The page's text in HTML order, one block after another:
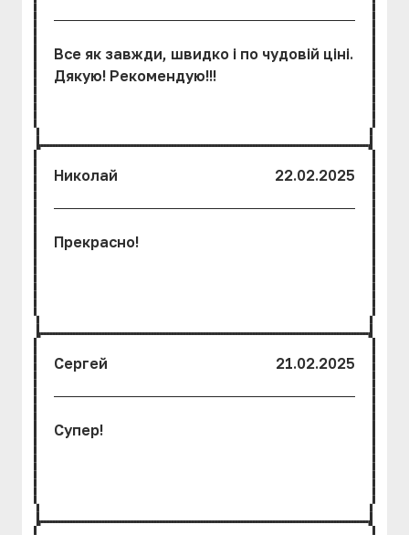
Все як завжди, швидко і по чудовій ціні.
Дякую! Рекомендую!!!
Николай 22.02.2025
Прекрасно!
Сергей 21.02.2025
Супер!